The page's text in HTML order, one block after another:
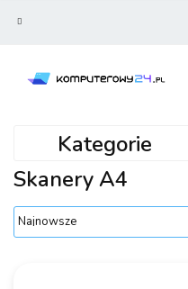
Kategorie
Skanery A4